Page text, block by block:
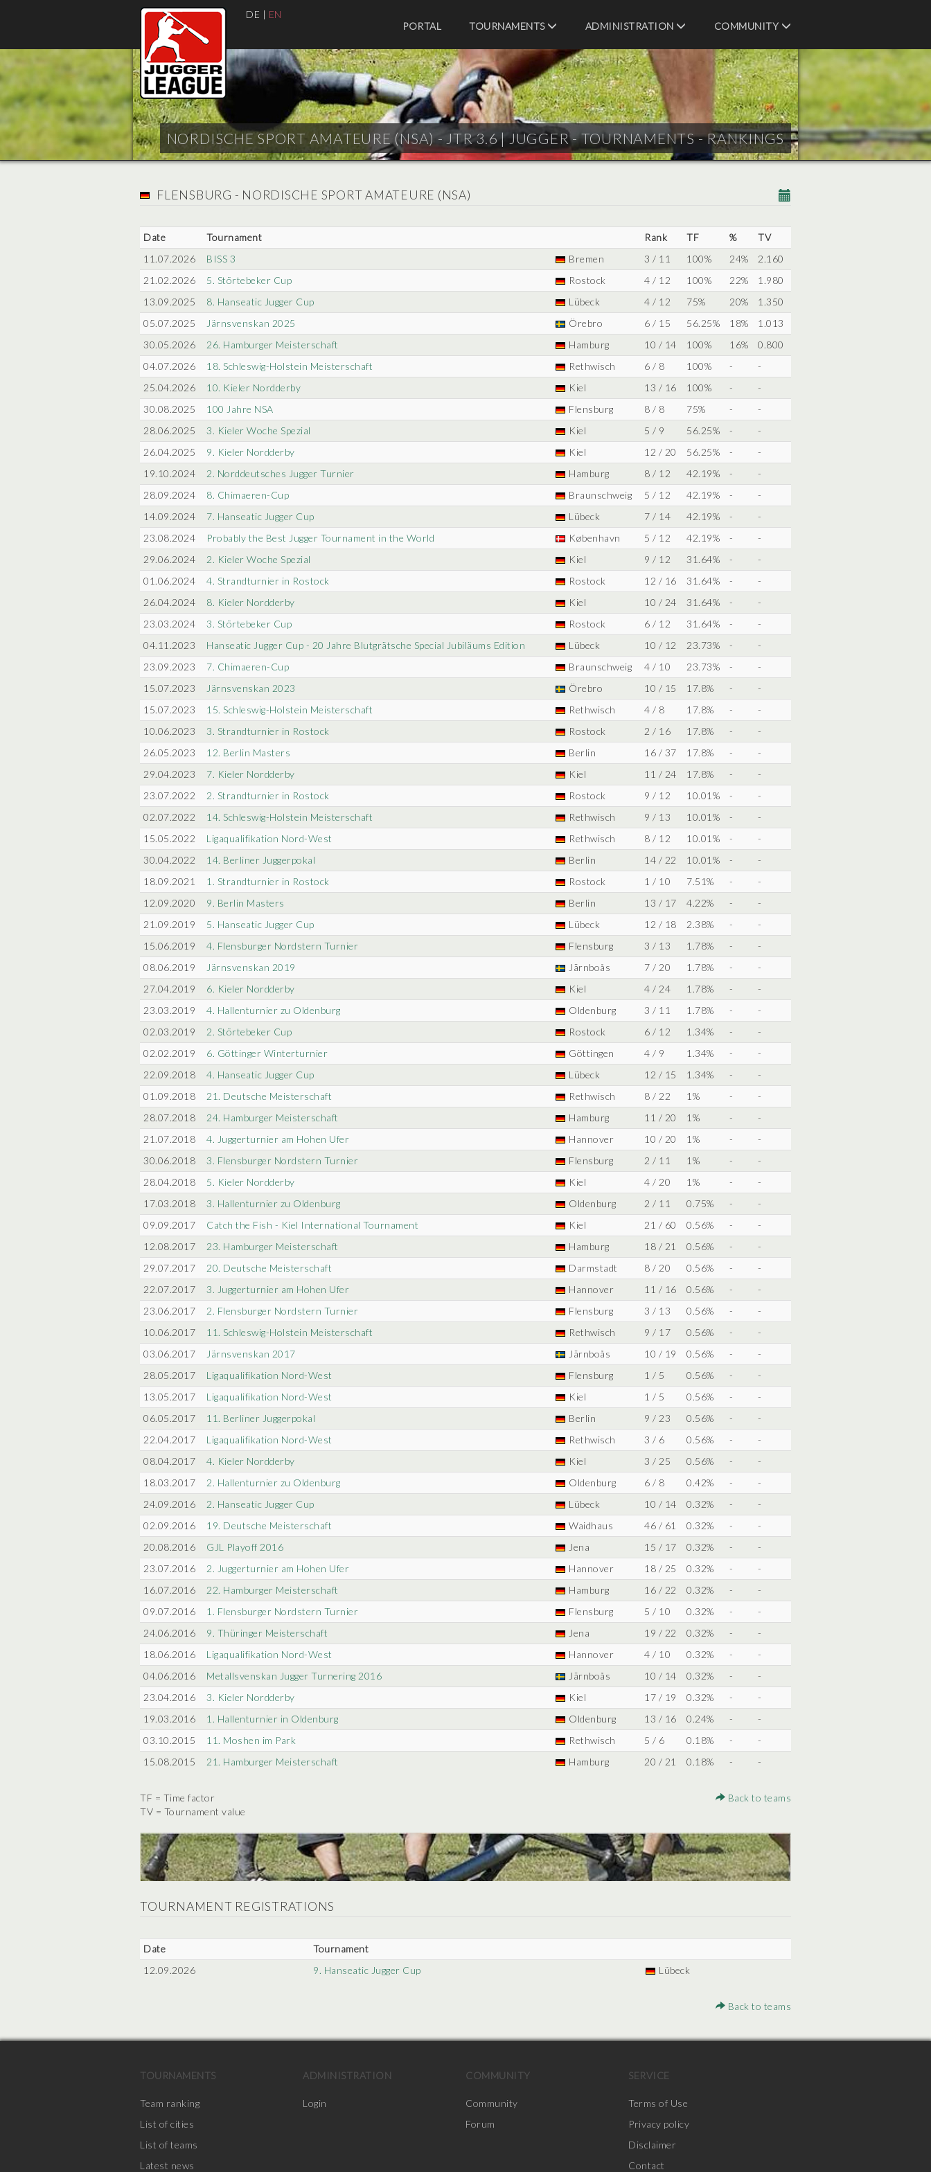
DE | EN
PORTAL
TOURNAMENTS ADMINISTRATION COMMUNITY
NORDISCHE SPORT AMATEURE (NSA) - JTR 3.6 |JUGGER - TOURNAMENTS - RANKINGS
FLENSBURG - NORDISCHE SPORT AMATEURE (NSA)
Date Tournament Rank TF %
TV
11.07.2026
BISS 3 Bremen 3 / 11 100% 24%
2.160
21.02.2026
5. Störtebeker Cup Rostock 4 / 12 100% 22%
1.980
13.09.2025
8. Hanseatic Jugger Cup Lübeck 4 / 12 75% 20%
1.350
05.07.2025
Järnsvenskan 2025 Örebro 6 / 15 56.25% 18%
1.013
30.05.2026
26. Hamburger Meisterschaft Hamburg 10 / 14 100% 16%
0.800
04.07.2026
18. Schleswig-Holstein Meisterschaft Rethwisch 6 / 8 100% -
-
25.04.2026
10. Kieler Nordderby Kiel 13 / 16 100% -
-
30.08.2025
100 Jahre NSA Flensburg 8 / 8 75% -
-
28.06.2025
3. Kieler Woche Spezial Kiel 5 / 9 56.25% -
-
26.04.2025
9. Kieler Nordderby Kiel 12 / 20 56.25% -
-
19.10.2024
2. Norddeutsches Jugger Turnier Hamburg 8 / 12 42.19% -
-
28.09.2024
8. Chimaeren-Cup Braunschweig 5 / 12 42.19% -
-
14.09.2024
7. Hanseatic Jugger Cup Lübeck 7 / 14 42.19% -
-
23.08.2024
Probably the Best Jugger Tournament in the World København 5 / 12 42.19% -
-
29.06.2024
2. Kieler Woche Spezial Kiel 9 / 12 31.64% -
-
01.06.2024
4. Strandturnier in Rostock Rostock 12 / 16 31.64% -
-
26.04.2024
8. Kieler Nordderby Kiel 10 / 24 31.64% -
-
23.03.2024
3. Störtebeker Cup Rostock 6 / 12 31.64% -
-
04.11.2023
Hanseatic Jugger Cup - 20 Jahre Blutgrätsche Special Jubiläums Edition Lübeck 10 / 12 23.73% -
-
23.09.2023
7. Chimaeren-Cup Braunschweig 4 / 10 23.73% -
-
15.07.2023
Järnsvenskan 2023 Örebro 10 / 15 17.8% -
-
15.07.2023
15. Schleswig-Holstein Meisterschaft Rethwisch 4 / 8 17.8% -
-
10.06.2023
3. Strandturnier in Rostock Rostock 2 / 16 17.8% -
-
26.05.2023
12. Berlin Masters Berlin 16 / 37 17.8% -
-
29.04.2023
7. Kieler Nordderby Kiel 11 / 24 17.8% -
-
23.07.2022
2. Strandturnier in Rostock Rostock 9 / 12 10.01% -
-
02.07.2022
14. Schleswig-Holstein Meisterschaft Rethwisch 9 / 13 10.01% -
-
15.05.2022
Ligaqualifikation Nord-West Rethwisch 8 / 12 10.01% -
-
30.04.2022
14. Berliner Juggerpokal Berlin 14 / 22 10.01% -
-
18.09.2021
1. Strandturnier in Rostock Rostock 1 / 10 7.51% -
-
12.09.2020
9. Berlin Masters Berlin 13 / 17 4.22% -
-
21.09.2019
5. Hanseatic Jugger Cup Lübeck 12 / 18 2.38% -
-
15.06.2019
4. Flensburger Nordstern Turnier Flensburg 3 / 13 1.78% -
-
08.06.2019
Järnsvenskan 2019 Järnboås 7 / 20 1.78% -
-
27.04.2019
6. Kieler Nordderby Kiel 4 / 24 1.78% -
-
23.03.2019
4. Hallenturnier zu Oldenburg Oldenburg 3 / 11 1.78% -
-
02.03.2019
2. Störtebeker Cup Rostock 6 / 12 1.34% -
-
02.02.2019
6. Göttinger Winterturnier Göttingen 4 / 9 1.34% -
-
22.09.2018
4. Hanseatic Jugger Cup Lübeck 12 / 15 1.34% -
-
01.09.2018
21. Deutsche Meisterschaft Rethwisch 8 / 22 1% -
-
28.07.2018
24. Hamburger Meisterschaft Hamburg 11 / 20 1% -
-
21.07.2018
4. Juggerturnier am Hohen Ufer Hannover 10 / 20 1% -
-
30.06.2018
3. Flensburger Nordstern Turnier Flensburg 2 / 11 1% -
-
28.04.2018
5. Kieler Nordderby Kiel 4 / 20 1% -
-
17.03.2018
3. Hallenturnier zu Oldenburg Oldenburg 2 / 11 0.75% -
-
09.09.2017
Catch the Fish - Kiel International Tournament Kiel 21 / 60 0.56% -
-
12.08.2017
23. Hamburger Meisterschaft Hamburg 18 / 21 0.56% -
-
29.07.2017
20. Deutsche Meisterschaft Darmstadt 8 / 20 0.56% -
-
22.07.2017
3. Juggerturnier am Hohen Ufer Hannover 11 / 16 0.56% -
-
23.06.2017
2. Flensburger Nordstern Turnier Flensburg 3 / 13 0.56% -
-
10.06.2017
11. Schleswig-Holstein Meisterschaft Rethwisch 9 / 17 0.56% -
-
03.06.2017
Järnsvenskan 2017 Järnboås 10 / 19 0.56% -
-
28.05.2017
Ligaqualifikation Nord-West Flensburg 1 / 5 0.56% -
-
13.05.2017
Ligaqualifikation Nord-West Kiel 1 / 5 0.56% -
-
06.05.2017
11. Berliner Juggerpokal Berlin 9 / 23 0.56% -
-
22.04.2017
Ligaqualifikation Nord-West Rethwisch 3 / 6 0.56% -
-
08.04.2017
4. Kieler Nordderby Kiel 3 / 25 0.56% -
-
18.03.2017
2. Hallenturnier zu Oldenburg Oldenburg 6 / 8 0.42% -
-
24.09.2016
2. Hanseatic Jugger Cup Lübeck 10 / 14 0.32% -
-
02.09.2016
19. Deutsche Meisterschaft Waidhaus 46 / 61 0.32% -
-
20.08.2016
GJL Playoff 2016 Jena 15 / 17 0.32% -
-
23.07.2016
2. Juggerturnier am Hohen Ufer Hannover 18 / 25 0.32% -
-
16.07.2016
22. Hamburger Meisterschaft Hamburg 16 / 22 0.32% -
-
09.07.2016
1. Flensburger Nordstern Turnier Flensburg 5 / 10 0.32% -
-
24.06.2016
9. Thüringer Meisterschaft Jena 19 / 22 0.32% -
-
18.06.2016
Ligaqualifikation Nord-West Hannover 4 / 10 0.32% -
-
04.06.2016
Metallsvenskan Jugger Turnering 2016 Järnboås 10 / 14 0.32% -
-
23.04.2016
3. Kieler Nordderby Kiel 17 / 19 0.32% -
-
19.03.2016
1. Hallenturnier in Oldenburg Oldenburg 13 / 16 0.24% -
-
03.10.2015
11. Moshen im Park Rethwisch 5 / 6 0.18% -
-
15.08.2015
21. Hamburger Meisterschaft Hamburg 20 / 21 0.18% - -
TF = Time factor
TV = Tournament value
Back to teams
TOURNAMENT REGISTRATIONS
Date
Tournament
12.09.2026
9. Hanseatic Jugger Cup Lübeck
Back to teams
TOURNAMENTS
Team ranking
List of cities
List of teams
Latest news
ADMINISTRATION
Login
COMMUNITY
Community
Forum
SERVICE
Terms of Use
Privacy policy
Disclaimer
Contact